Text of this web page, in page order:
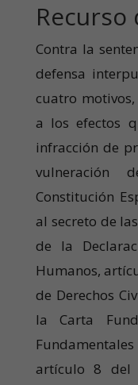
Recurso
Contra la
defensa
cuatro
a los efectos
infracción de
vulneración
Constitución
al secreto de
de la
Humanos,
de Derechos
la Carta
artículo 8 del